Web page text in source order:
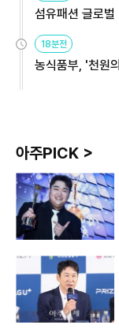
섬유패션 글로
원
18분전
농식품부, '천원
아주PICK >